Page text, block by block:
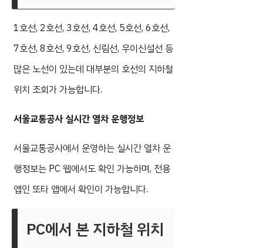
1호선, 2호선, 3호선, 4호선, 5호선, 6호선,
7호선, 8호선, 9호선, 신림선, 우이신설선 등
많은 노선이 있는데 대부분의 호선의 지하철
위치 조회가 가능합니다.
서울교통공사 실시간 열차 운행정보
서울교통공사에서 운영하는 실시간 열차 운
행정보는 PC 웹에서도 확인 가능하며, 전용
앱인 또타 앱에서 확인이 가능합니다.
PC에서 본 지하철 위치